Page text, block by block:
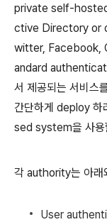
private self-
ctive Directory or
witter, Facebook,
andard
서 제공되는 서비스
간단하게 deploy
sed system을 사용
각 authority는 아래
User